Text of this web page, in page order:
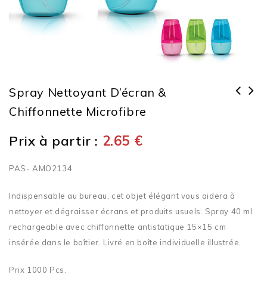
Spray Nettoyant D’écran &
Chiffonnette Microfibre
Prix à partir : 2.65 €
PAS- AMO2134
Indispensable au bureau, cet objet élégant vous aidera à
nettoyer et dégraisser écrans et produits usuels. Spray 40 ml
rechargeable avec chiffonnette antistatique 15×15 cm
insérée dans le boîtier. Livré en boîte individuelle illustrée.
Prix 1000 Pcs.